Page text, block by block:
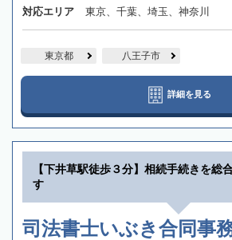
対応エリア 東京、千葉、埼玉、神奈川
東京都 八王子市
詳細を見る
【下井草駅徒歩３分】相続手続きを総
す
司法書士いぶき合同事